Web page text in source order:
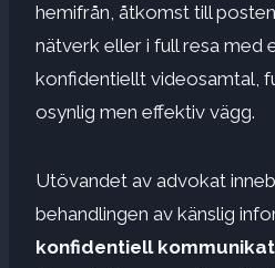
hemifrån, åtkomst till
nätverk eller i full resa med
konfidentiellt videosamtal,
osynlig men effektiv vägg.
Utövandet av advokat
behandlingen av känslig
konfidentiell